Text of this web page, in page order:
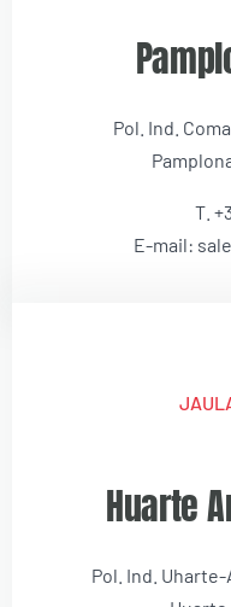
Pol. Ind.
T.
E-mail:
Huarte
Pol. Ind. Uharte-